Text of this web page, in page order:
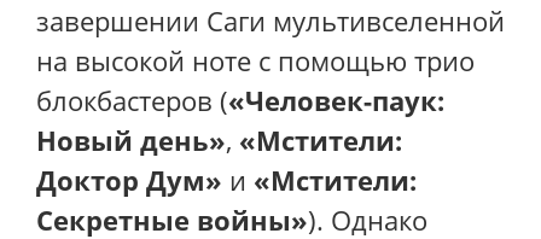
завершении Саги мультивселенной
на высокой ноте с помощью трио
блокбастеров («Человек-паук:
Новый день», «Мстители:
Доктор Дум» и «Мстители:
Секретные войны»). Однако